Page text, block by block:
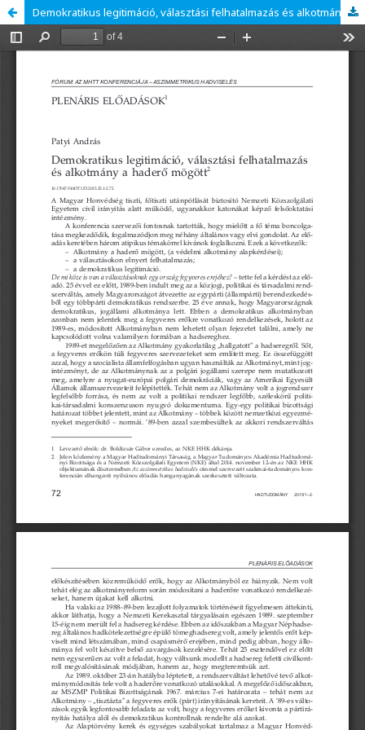
Demokratikus legitimáció, választási felhatalmazás és alkotmány a haderő mögött